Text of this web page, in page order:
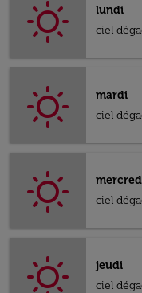
lundi
ciel
mardi
ciel
ciel
jeudi
ciel